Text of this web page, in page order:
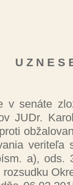
U Z N E S
v se­ná­te
JUDr.
ve­ri­te­ľa
a), ods.